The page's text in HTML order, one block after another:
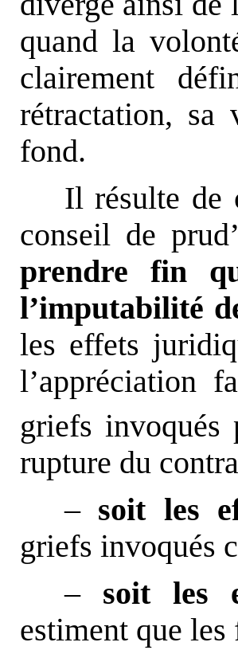
quand la
clairement
rétractation, sa
fond.
Il résulte de
conseil de
prendre fin
l’imputabilité
les effets
l’appréciation
griefs
rupture du
– soit les
griefs invoqués
– soit les
estiment que